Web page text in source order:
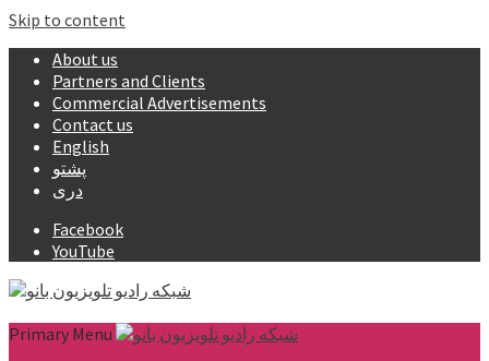
Skip to content
About us
Partners and Clients
Commercial Advertisements
Contact us
English
پشتو
دری
Facebook
YouTube
Primary Menu